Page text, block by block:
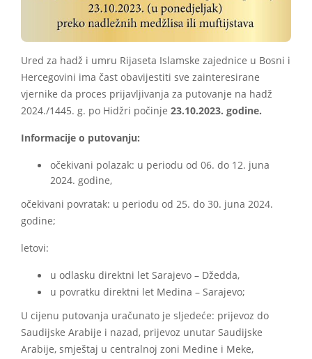
Ured za hadž i umru Rijaseta Islamske zajednice u Bosni i
Hercegovini ima čast obavijestiti sve zainteresirane
vjernike da proces prijavljivanja za putovanje na hadž
2024./1445. g. po Hidžri počinje 23.10.2023. godine.
Informacije o putovanju:
očekivani polazak: u periodu od 06. do 12. juna
2024. godine,
očekivani povratak: u periodu od 25. do 30. juna 2024.
godine;
letovi:
u odlasku direktni let Sarajevo – Džedda,
u povratku direktni let Medina – Sarajevo;
U cijenu putovanja uračunato je sljedeće: prijevoz do
Saudijske Arabije i nazad, prijevoz unutar Saudijske
Arabije, smještaj u centralnoj zoni Medine i Meke,